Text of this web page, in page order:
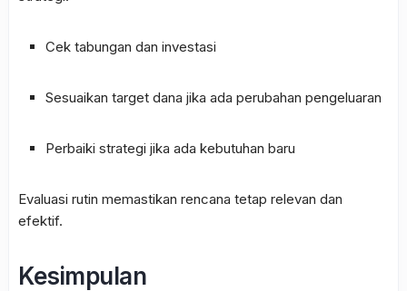
Cek tabungan dan investasi
Sesuaikan target dana jika ada perubahan pengeluaran
Perbaiki strategi jika ada kebutuhan baru
Evaluasi rutin memastikan rencana tetap relevan dan
efektif.
Kesimpulan